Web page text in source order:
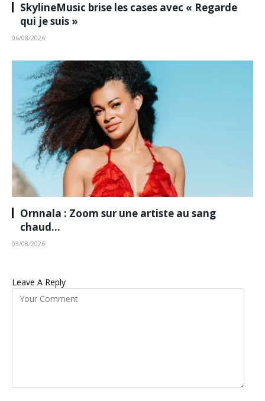
SkylineMusic brise les cases avec « Regarde
qui je suis »
06/08/2026
Ornnala : Zoom sur une artiste au sang
chaud…
03/08/2026
Leave A Reply